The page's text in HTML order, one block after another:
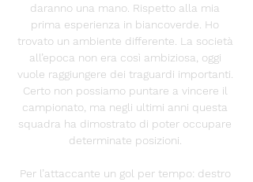
daranno una mano. Rispetto alla mia
prima esperienza in biancoverde. Ho
trovato un ambiente differente. La società
all’epoca non era così ambiziosa, oggi
vuole raggiungere dei traguardi importanti.
Certo non possiamo puntare a vincere il
campionato, ma negli ultimi anni questa
squadra ha dimostrato di poter occupare
determinate posizioni.
Per l’attaccante un gol per tempo: destro